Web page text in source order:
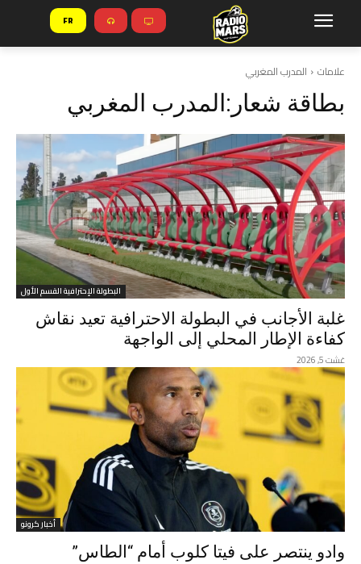
FR
علامات المدرب المغربي
بطاقة شعار:المدرب المغربي
البطولة الإحترافية القسم الأول
غلبة الأجانب في البطولة الاحترافية تعيد نقاش
كفاءة الإطار المحلي إلى الواجهة
غشت 5, 2026
أخبار كرونو
وادو ينتصر على فيتا كلوب أمام “الطاس”